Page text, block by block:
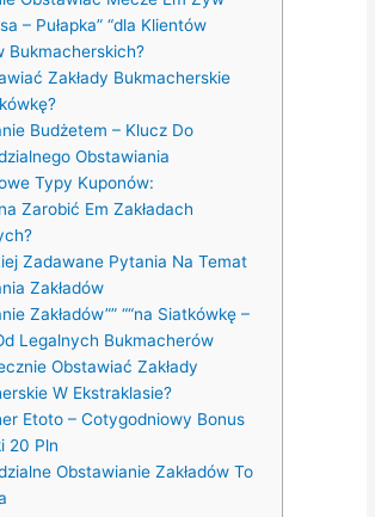
– Pułapka” “dla Klientów
Bukmacherskich?
Zakłady Bukmacherskie
Budżetem – Klucz Do
Obstawiania
Typy Kuponów:
Zarobić Em Zakładach
Zadawane Pytania Na Temat
Zakładów
Zakładów”” ““na Siatkówkę –
Legalnych Bukmacherów
Obstawiać Zakłady
W Ekstraklasie?
Etoto – Cotygodniowy Bonus
20 Pln
Obstawianie Zakładów To